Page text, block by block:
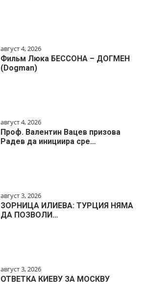
август 4, 2026
Фильм Люка БЕССОНА – ДОГМЕН
(Dogman)
август 4, 2026
Проф. Валентин Вацев призова
Радев да инициира сре…
август 3, 2026
ЗОРНИЦА ИЛИЕВА: ТУРЦИЯ НЯМА
ДА ПОЗВОЛИ…
август 3, 2026
ОТВЕТКА КИЕВУ ЗА МОСКВУ